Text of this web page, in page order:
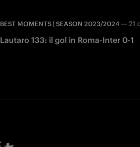
BEST MOMENTS | SEASON 2023/2024— 21
Lautaro 133: il gol in Roma-Inter 0-1